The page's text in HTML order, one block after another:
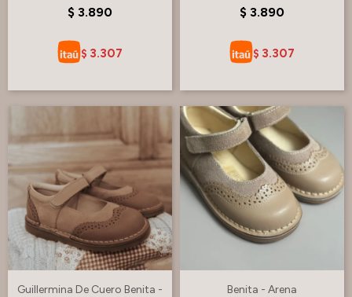
$ 3.890
$ 3.307
$ 3.890
$ 3.307
Guillermina De Cuero Benita -
Benita - Arena